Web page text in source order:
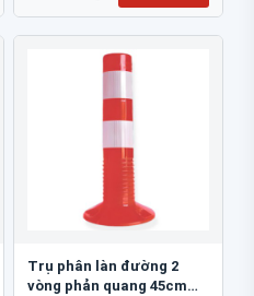
Trụ phân làn đường 2
vòng phản quang 45cm